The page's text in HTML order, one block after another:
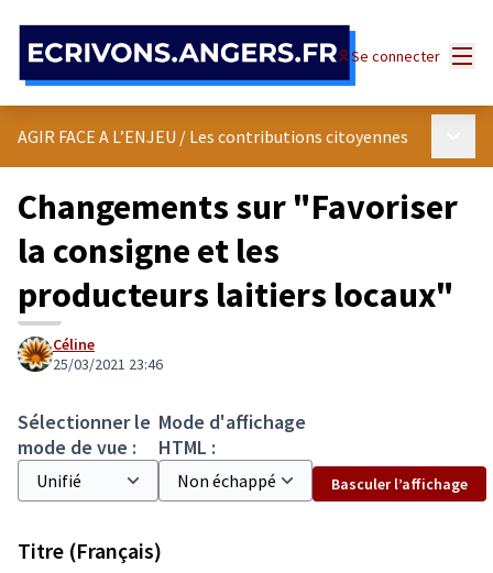
Se connecter
AGIR FACE A L’ENJEU / Les contributions citoyennes
Changements sur "Favoriser
la consigne et les
producteurs laitiers locaux"
Céline
25/03/2021 23:46
Sélectionner le
mode de vue :
Mode d'affichage
HTML :
Basculer l’affichage
Titre (Français)